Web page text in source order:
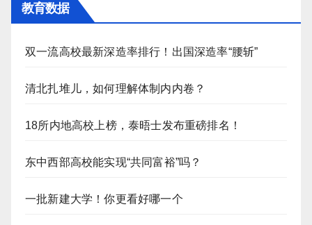
教育数据
双一流高校最新深造率排行！出国深造率“腰斩”
清北扎堆儿，如何理解体制内内卷？
18所内地高校上榜，泰晤士发布重磅排名！
东中西部高校能实现“共同富裕”吗？
一批新建大学！你更看好哪一个